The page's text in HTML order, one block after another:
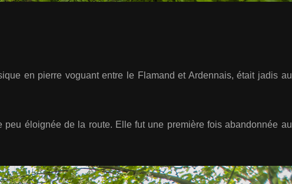
en pierre voguant entre le Flamand et Ardennais, était jadis au
éloignée de la route. Elle fut une première fois abandonnée au